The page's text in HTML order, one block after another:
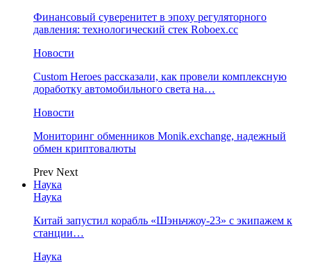
Финансовый суверенитет в эпоху регуляторного
давления: технологический стек Roboex.cc
Новости
Custom Heroes рассказали, как провели комплексную
доработку автомобильного света на…
Новости
Мониторинг обменников Monik.exchange, надежный
обмен криптовалюты
Prev Next
Наука
Наука
Китай запустил корабль «Шэньчжоу-23» с экипажем к
станции…
Наука